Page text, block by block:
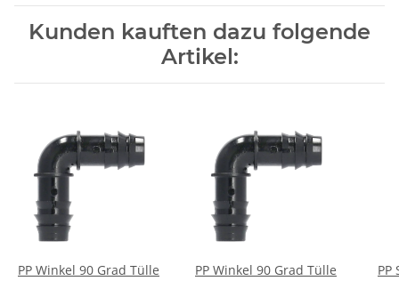
Kunden kauften dazu folgende
Artikel:
PP Winkel 90 Grad Tülle
PP Winkel 90 Grad Tülle
PP